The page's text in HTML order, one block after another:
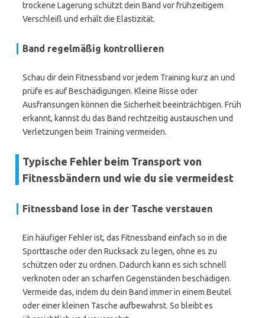
trockene Lagerung schützt dein Band vor frühzeitigem
Verschleiß und erhält die Elastizität.
Band regelmäßig kontrollieren
Schau dir dein Fitnessband vor jedem Training kurz an und
prüfe es auf Beschädigungen. Kleine Risse oder
Ausfransungen können die Sicherheit beeinträchtigen. Früh
erkannt, kannst du das Band rechtzeitig austauschen und
Verletzungen beim Training vermeiden.
Typische Fehler beim Transport von
Fitnessbändern und wie du sie vermeidest
Fitnessband lose in der Tasche verstauen
Ein häufiger Fehler ist, das Fitnessband einfach so in die
Sporttasche oder den Rucksack zu legen, ohne es zu
schützen oder zu ordnen. Dadurch kann es sich schnell
verknoten oder an scharfen Gegenständen beschädigen.
Vermeide das, indem du dein Band immer in einem Beutel
oder einer kleinen Tasche aufbewahrst. So bleibt es